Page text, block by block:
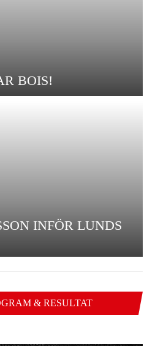
BOIS!
INFÖR LUNDS
& RESULTAT